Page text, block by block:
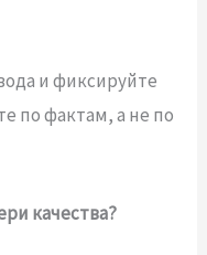
и фиксируйте
по фактам, а не по
качества?